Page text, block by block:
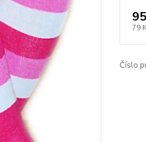
79
Číslo